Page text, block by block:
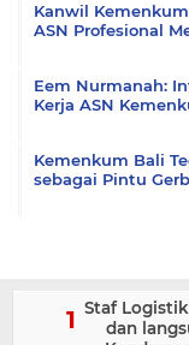
Kanwil
ASN Profesional
Eem Nurmanah:
Kerja ASN
Kemenkum Bali
sebagai Pintu
Staf
dan